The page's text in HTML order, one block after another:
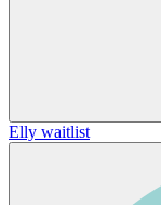
Elly waitlist